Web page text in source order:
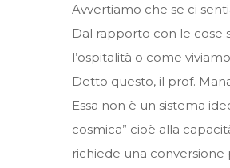
Avvertiamo che se ci
Dal rapporto con le cose
l’ospitalità o come
Detto questo, il prof.
Essa non è un sistema
cosmica” cioè alla
richiede una